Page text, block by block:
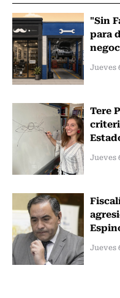
"Sin
para
Jueves
Tere
Jueves
Jueves